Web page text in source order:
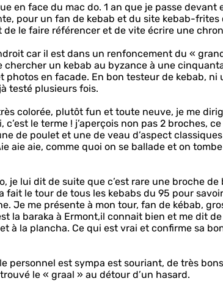
en face du mac do. 1 an que je passe devant
pour un fan de kebab et du site kebab-frites
le faire référencer et de vite écrire une
car il est dans un renfoncement du «
chercher un kebab au byzance à une
en facade. En bon testeur de kebab, ni
testé plusieurs fois.
colorée, plutôt fun et toute neuve, je me
le terme ! j’aperçois non pas 2 broches,
de poulet et une de veau d’aspect
aie aie, comme quoi on se ballade et on
je lui dit de suite que c’est rare une broche
fait le tour de tous les kebabs du 95 pour
Je me présente à mon tour, fan de kébab,
la baraka à Ermont,il connait bien et me dit de
à la plancha. Ce qui est vrai et confirme sa
personnel est sympa est souriant, de très
le « graal » au détour d’un hasard.